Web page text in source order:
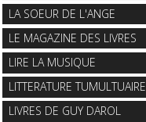
LA SOEUR DE L'ANGE
LE MAGAZINE DES LIVRES
LIRE LA MUSIQUE
LITTERATURE TUMULTUAIRE
LIVRES DE GUY DAROL